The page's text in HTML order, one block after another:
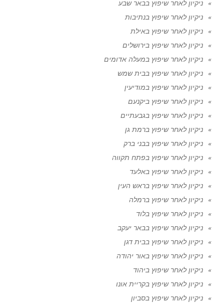
ניקיון לאחר שיפוץ בבאר שבע
ניקיון לאחר שיפוץ בנתיבות
ניקיון לאחר שיפוץ באילת
ניקיון לאחר שיפוץ בירושלים
ניקיון לאחר שיפוץ במעלה אדומים
ניקיון לאחר שיפוץ בבית שמש
ניקיון לאחר שיפוץ במודיעין
ניקיון לאחר שיפוץ ביקנעם
ניקיון לאחר שיפוץ בגבעתיים
ניקיון לאחר שיפוץ ברמת גן
ניקיון לאחר שיפוץ בבני ברק
ניקיון לאחר שיפוץ בפתח תקווה
ניקיון לאחר שיפוץ באלעד
ניקיון לאחר שיפוץ בראש העין
ניקיון לאחר שיפוץ ברמלה
ניקיון לאחר שיפוץ בלוד
ניקיון לאחר שיפוץ בבאר יעקב
ניקיון לאחר שיפוץ בבית דגן
ניקיון לאחר שיפוץ באור יהודה
ניקיון לאחר שיפוץ ביהוד
ניקיון לאחר שיפוץ בקריית אונו
ניקיון לאחר שיפוץ בסביון